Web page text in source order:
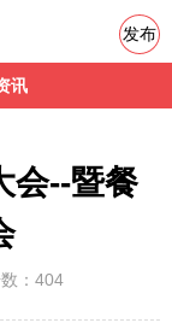
讯
发布
会--暨餐
：404